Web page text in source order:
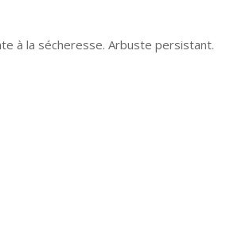
à la sécheresse. Arbuste persistant.